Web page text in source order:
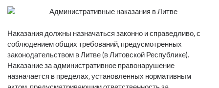
Наказания должны назначаться законно и справедливо, с
соблюдением общих требований, предусмотренных
законодательством в Литве (в Литовской Республике).
Наказание за административное правонарушение
назначается в пределах, установленных нормативным